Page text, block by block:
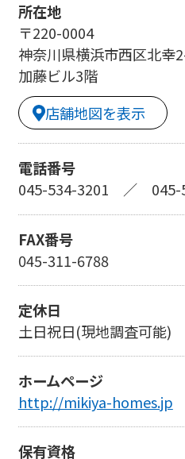
所在地
〒220-0004
神奈川県横浜市西区北
加藤ビル3階
店舗地図を表示
電話番号
045-534-3201 ／
FAX番号
045-311-6788
定休日
土日祝日(現地調査可能)
ホームページ
http://mikiya-homes.jp
保有資格